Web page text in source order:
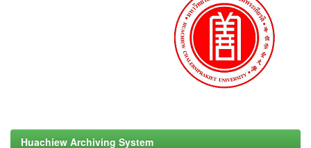
Huachiew Archiving System